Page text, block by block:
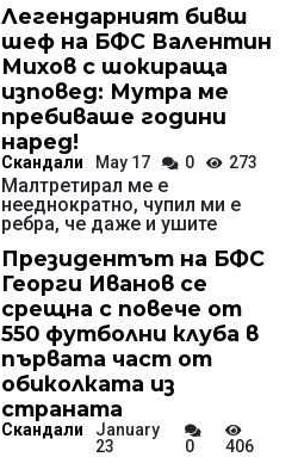
Легендарният бивш
шеф на БФС Валентин
Михов с шокираща
изповед: Мутра ме
пребиваше години
наред!
Скандали May 17 0 273
Малтретирал ме е
нееднократно, чупил ми е
ребра, че даже и ушите
Президентът на БФС
Георги Иванов се
срещна с повече от
550 футболни клуба в
първата част от
обиколката из
страната
Скандали
January
23
0 406